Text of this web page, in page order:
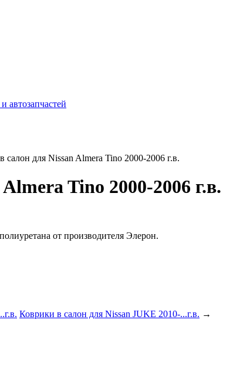
для Nissan Almera Tino 2000-2006 г.в.
Tino 2000-2006 г.в.
от производителя Элерон.
Коврики в салон для Nissan JUKE 2010-...г.в. →